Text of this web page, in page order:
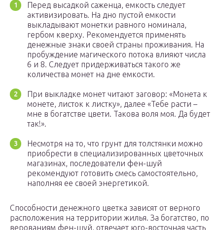
Перед высадкой саженца, емкость следует
активизировать. На дно пустой емкости
выкладывают монетки равного номинала,
гербом кверху. Рекомендуется применять
денежные знаки своей страны проживания. На
пробуждение магического потока влияют числа
6 и 8. Следует придерживаться такого же
количества монет на дне емкости.
При выкладке монет читают заговор: «Монета к
монете, листок к листку», далее «Тебе расти –
мне в богатстве цвети. Такова воля моя. Да будет
так!».
Несмотря на то, что грунт для толстянки можно
приобрести в специализированных цветочных
магазинах, последователи фен-шуй
рекомендуют готовить смесь самостоятельно,
наполняя ее своей энергетикой.
Способности денежного цветка зависят от верного
расположения на территории жилья. За богатство, по
верованиям фен-шуй, отвечает юго-восточная часть